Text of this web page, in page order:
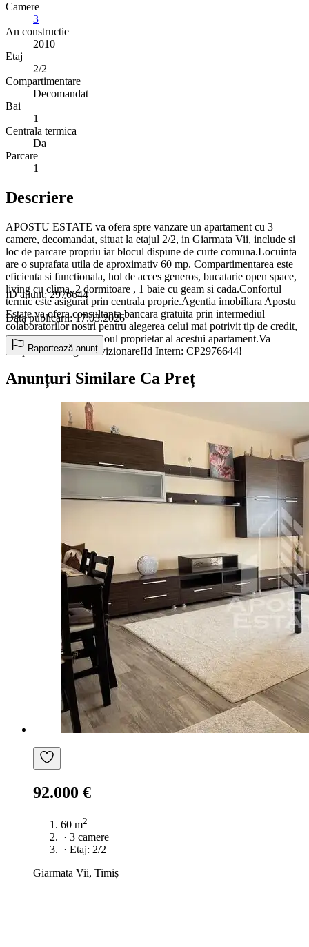
Camere
3
An constructie
2010
Etaj
2/2
Compartimentare
Decomandat
Bai
1
Centrala termica
Da
Parcare
1
Descriere
APOSTU ESTATE va ofera spre vanzare un apartament cu 3
camere, decomandat, situat la etajul 2/2, in Giarmata Vii, include si
loc de parcare propriu iar blocul dispune de curte comuna.Locuinta
are o suprafata utila de aproximativ 60 mp. Compartimentarea este
eficienta si functionala, hol de acces generos, bucatarie open space,
living cu clima, 2 dormitoare , 1 baie cu geam si cada.Confortul
termic este asigurat prin centrala proprie.Agentia imobiliara Apostu
Estate va ofera consultanta bancara gratuita prin intermediul
colaboratorilor nostri pentru alegerea celui mai potrivit tip de credit,
astfel incat tu sa devi noul proprietar al acestui apartament.Va
asteptam cu drag la o vizionare!Id Intern: CP2976644!
ID anunț: 2976644
Data publicării: 17.03.2026
Raportează anunț
Anunțuri Similare Ca Preț
92.000 €
60 m2
· 3 camere
· Etaj: 2/2
Giarmata Vii, Timiș